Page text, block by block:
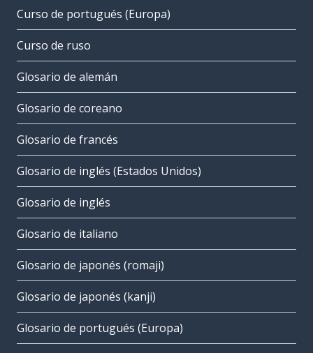
Curso de portugués (Europa)
Curso de ruso
Glosario de alemán
Glosario de coreano
Glosario de francés
Glosario de inglés (Estados Unidos)
Glosario de inglés
Glosario de italiano
Glosario de japonés (romaji)
Glosario de japonés (kanji)
Glosario de portugués (Europa)